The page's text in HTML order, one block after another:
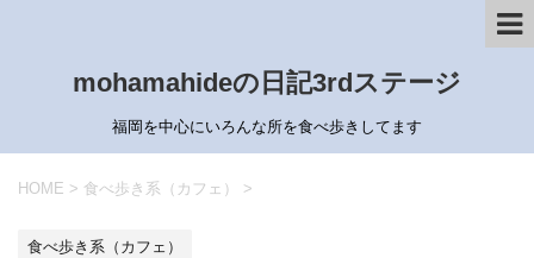
mohamahideの日記3rdステージ
福岡を中心にいろんな所を食べ歩きしてます
HOME > 食べ歩き系（カフェ） >
食べ歩き系（カフェ）